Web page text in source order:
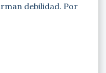
debilidad. Por